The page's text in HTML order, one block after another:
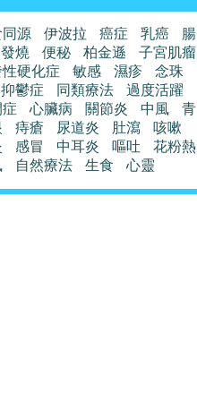
源 伊波拉 癌症 乳癌
腸
發燒
便秘 柏金遜
子宮肌瘤
硬化症
敏感 濕疹
念珠
抑鬱症
同類療法
過度活躍
心臟病 關節炎 中風
青
痔瘡 尿道炎 肚瀉
咳嗽
感冒 中耳炎 嘔吐
花粉熱
自然療法 生食 心靈